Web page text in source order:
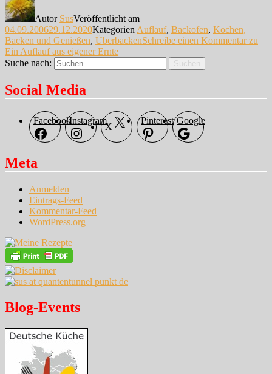
Autor SusVeröffentlicht am
04.09.200629.12.2020Kategorien Auflauf, Backofen, Kochen,
Backen und Genießen, ÜberbackenSchreibe einen Kommentarzu
Ein Auflauf aus eigener Ernte
Suche nach:
Suchen
Social Media
FacebookInstagram
X
Pinterest Google
Meta
Anmelden
Eintrags-Feed
Kommentar-Feed
WordPress.org
Blog-Events